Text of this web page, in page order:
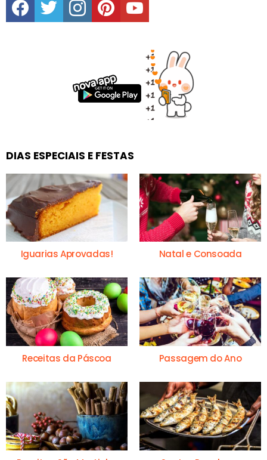
DIAS ESPECIAIS E FESTAS
Iguarias Aprovadas! Natal e Consoada
Receitas da Páscoa Passagem do Ano